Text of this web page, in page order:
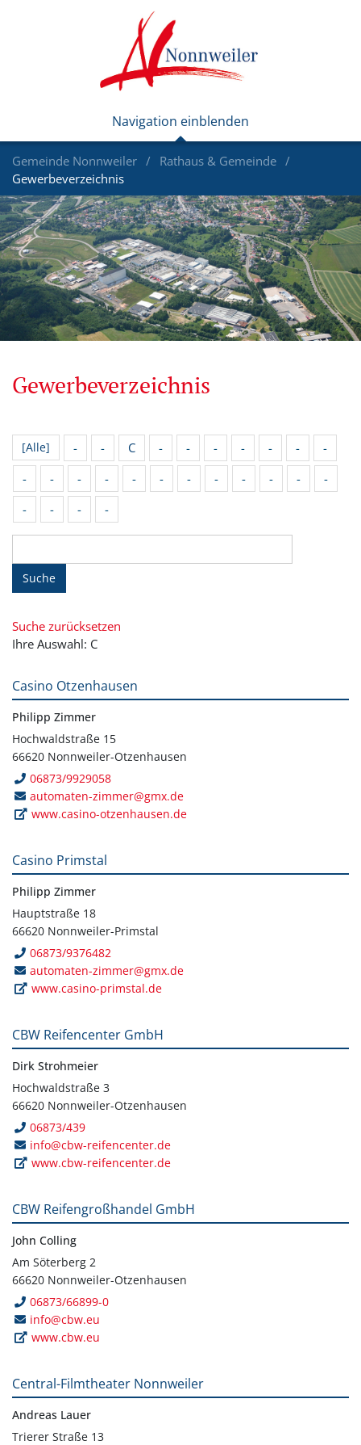
Gemeinde Nonnweiler
Rathaus & Gemeinde
Gewerbeverzeichnis
Gewerbeverzeichnis
[Alle] - - C - - - - - -
-
-
- - - - - - - - - -
-
-
- - -
Suche
Suche zurücksetzen
Ihre Auswahl: C
Casino Otzenhausen
Philipp Zimmer
Hochwaldstraße 15
66620 Nonnweiler-Otzenhausen
06873/9929058
automaten-zimmer@gmx.de
www.casino-otzenhausen.de
Casino Primstal
Philipp Zimmer
Hauptstraße 18
66620 Nonnweiler-Primstal
06873/9376482
automaten-zimmer@gmx.de
www.casino-primstal.de
CBW Reifencenter GmbH
Dirk Strohmeier
Hochwaldstraße 3
66620 Nonnweiler-Otzenhausen
06873/439
info@cbw-reifencenter.de
www.cbw-reifencenter.de
CBW Reifengroßhandel GmbH
John Colling
Am Söterberg 2
66620 Nonnweiler-Otzenhausen
06873/66899-0
info@cbw.eu
www.cbw.eu
Central-Filmtheater Nonnweiler
Andreas Lauer
Trierer Straße 13